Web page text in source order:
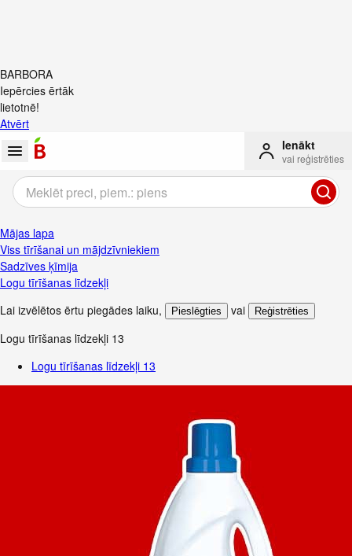
BARBORA
Iepērcies ērtāk
lietotnē!
Atvērt
Ienākt
vai reģistrēties
Mājas lapa
Viss tīrīšanai un mājdzīvniekiem
Sadzīves ķīmija
Logu tīrīšanas līdzekļi
Lai izvēlētos ērtu piegādes laiku, Pieslēgties vai Reģistrēties
Logu tīrīšanas līdzekļi 13
Logu tīrīšanas līdzekļi 13